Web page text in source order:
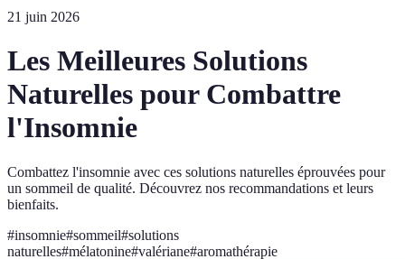
21 juin 2026
Les Meilleures Solutions
Naturelles pour Combattre
l'Insomnie
Combattez l'insomnie avec ces solutions naturelles éprouvées pour
un sommeil de qualité. Découvrez nos recommandations et leurs
bienfaits.
#insomnie#sommeil#solutions
naturelles#mélatonine#valériane#aromathérapie